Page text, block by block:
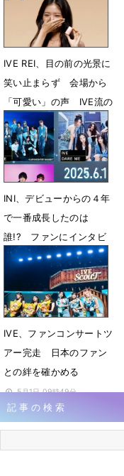
5月16日 17時46分
IVE REI、目の前の光景に
笑い止まらず 会場から
「可愛い」の声 IVE流の
メイクを伝授
9月22日 17時27分
INI、デビューからの４年
で一番成長したのは
誰!? ファンにインタビ
ューを実施
6月13日 15時15分
IVE、ファンコンサートツ
アー完走 日本のファン
との絆を確かめる
5月1日 09時49分
記事の検索